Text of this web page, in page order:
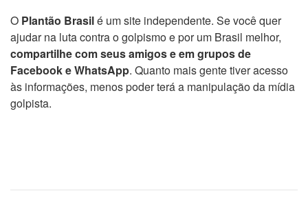
O Plantão Brasilé um site independente. Se você quer
ajudar na luta contra o golpismo e por um Brasil melhor,
compartilhe com seus amigos e em grupos de
Facebook e WhatsApp. Quanto mais gente tiver acesso
às informações, menos poder terá a manipulação da mídia
golpista.